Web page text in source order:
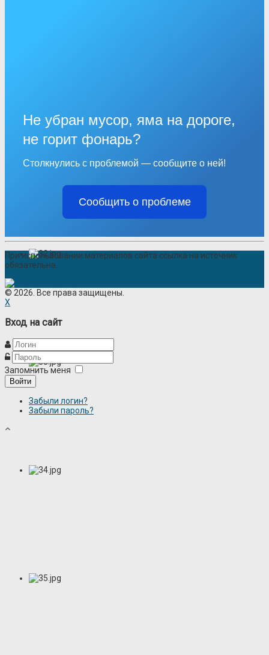
Не убран мусор, яма на дороге,
не горит фонарь?
Столкнулись с проблемой — сообщите о ней!
Сообщить о проблеме
При использовании материалов сайта ссылка на источник
обязательна.
© 2026. Все права защищены.
X
Вход на сайт
Запомнить меня
Войти
Забыли логин?
Забыли пароль?